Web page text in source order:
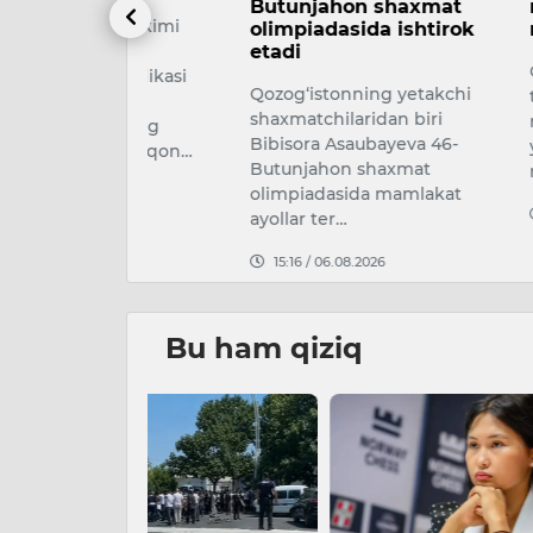
Butunjahon shaxmat
olimpiadasida ishtirok
Qozog‘istonning yetakchi
shaxmatchilaridan biri
Bibisora Asaubayeva 46-
Butunjahon shaxmat
olimpiadasida mamlakat
ayollar ter…
15:16 / 06.08.2026
million
maqsadida
yillarda
miqdorida
09:19 /
Bu ham qiziq